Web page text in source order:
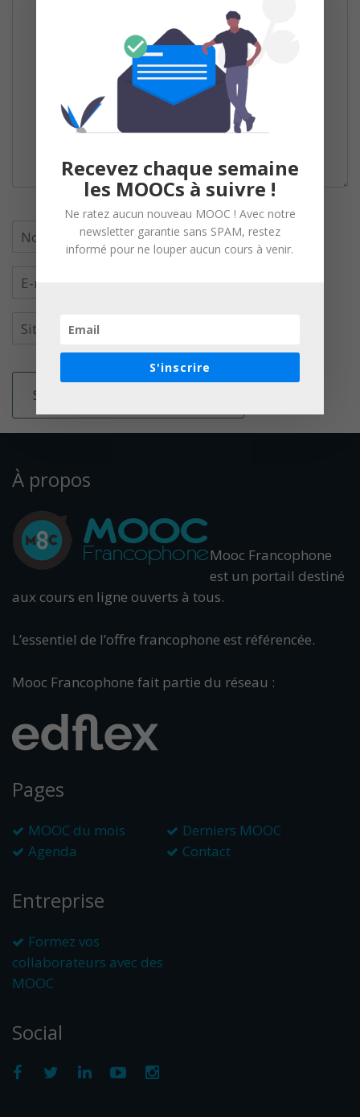
À propos
Mooc Francophone
est un portail destiné
aux cours en ligne ouverts à tous.
L’essentiel de l’offre francophone est référencée.
Mooc Francophone fait partie du réseau :
Pages
MOOC du mois
Derniers MOOC
Agenda
Contact
Entreprise
Formez vos
collaborateurs avec des
MOOC
Social
Recevez chaque semaine
les MOOCs à suivre !
Ne ratez aucun nouveau MOOC ! Avec notre
newsletter garantie sans SPAM, restez
informé pour ne louper aucun cours à venir.
S'inscrire